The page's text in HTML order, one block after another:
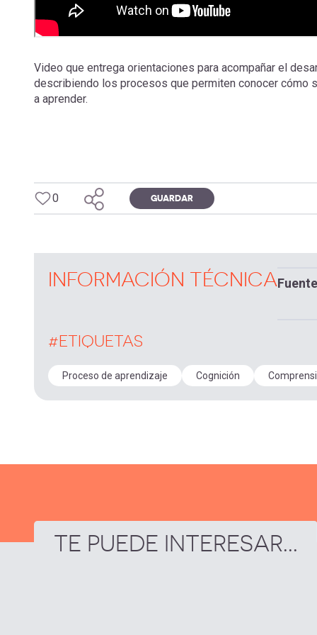
Video que entrega orientaciones para acompañar el
describiendo los procesos que permiten conocer cómo
a aprender.
0 GUARDAR
INFORMACIÓN TÉCNICAFuente
#ETIQUETAS
Proceso de aprendizaje Cognición
TE PUEDE INTERESAR...